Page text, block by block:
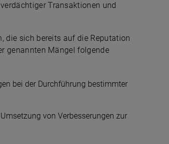
Transaktionen und
die sich bereits auf die Reputation
genannten Mängel folgende
bei der Durchführung bestimmter
von Verbesserungen zur